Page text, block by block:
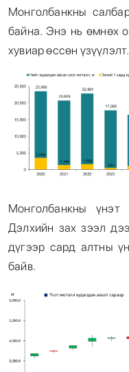
Монголбанкны
байна. Энэ нь өмнөх
хувиар өссөн үзүүлэлт.
Монголбанкны
Дэлхийн зах зээл
дүгээр сард алтны
байв.